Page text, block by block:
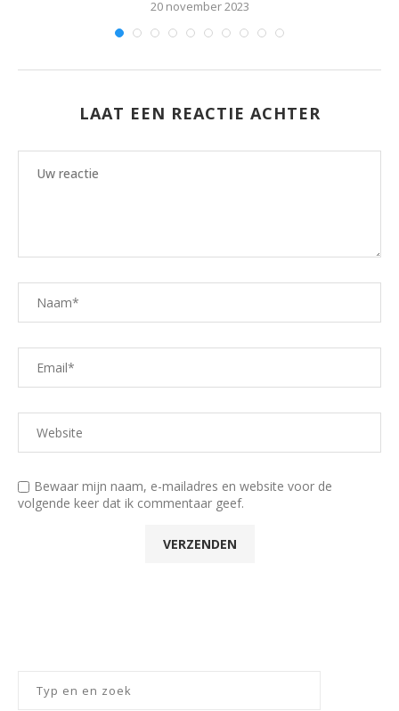
20 november 2023
LAAT EEN REACTIE ACHTER
Bewaar mijn naam, e-mailadres en website voor de
volgende keer dat ik commentaar geef.